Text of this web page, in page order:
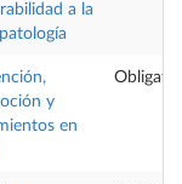
a la
y
en